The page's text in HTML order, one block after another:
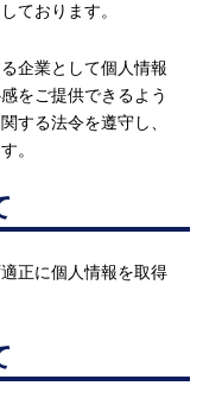
ております。
企業として個人情報
をご提供できるよう
する法令を遵守し、
。
正に個人情報を取得